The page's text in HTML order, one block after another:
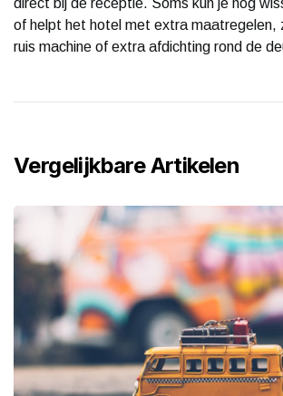
of helpt het hotel met extra maatregelen,
ruis machine of extra afdichting rond de
Vergelijkbare Artikelen